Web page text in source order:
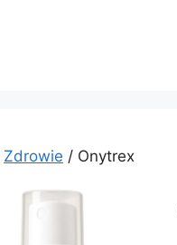
Zdrowie / Onytrex